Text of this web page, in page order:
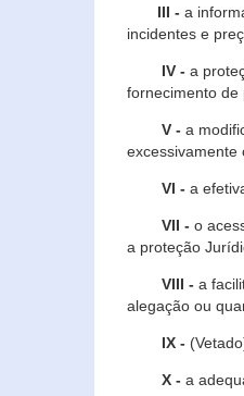
III - a
incidentes e
IV - a
fornecimento de
V - a
excessivamente
VI - a
VII - o
a proteção
VIII - a
alegação ou
IX -
X - a